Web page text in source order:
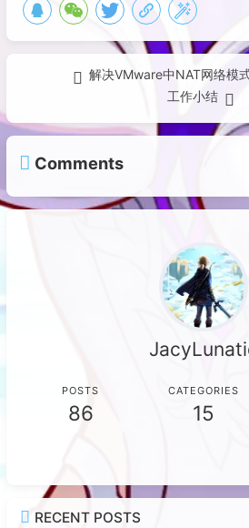
解决VMware中NAT网络模
工作小结
Comments
POSTS
86
CATEGORIES
15
RECENT POSTS